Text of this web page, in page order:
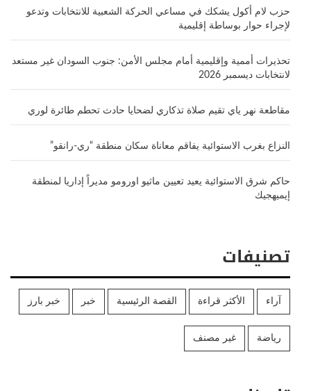
حزب لام أكول يشكك في مساعي الحركة الشعبية للانتخابات وتدعو
لإجراء حوار بوساطة إقليمية
تحذيرات أممية وإقليمية أمام مجلس الأمن: جنوب السودان غير مستعد
لانتخابات ديسمبر 2026
مقاطعة نهر ياي تقيم صلاة تذكاري لضحايا حادث تحطم طائرة لوري
النزاع بغرب الاستوائية يفاقم معاناة سكان منطقة “ري-رانقو”
حاكم شرق الاستوائية يعيد تعيين ماثيو اورومو مديراً إداريا لمنطقة
إيميهجيك
تصنيفات
آراء الأكثر قراءة القصة الرئيسية خبر خبر بارز
رياضة غير مصنف